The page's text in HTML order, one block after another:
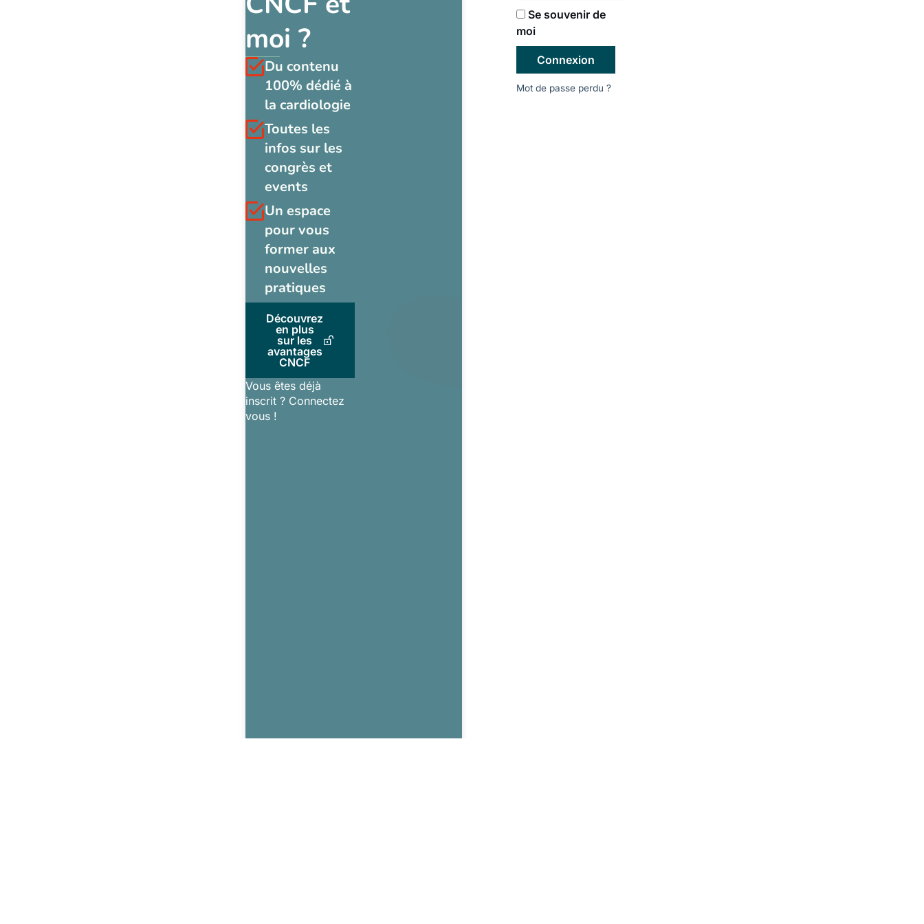
moi ?
Du contenu
100% dédié à
la cardiologie
Toutes les
infos sur les
congrès et
events
Un espace
pour vous
former aux
nouvelles
pratiques
Découvrez
en plus
sur les
avantages
CNCF
Vous êtes déjà
inscrit ? Connectez
vous !
Se souvenir de
moi
Connexion
Mot de passe perdu ?